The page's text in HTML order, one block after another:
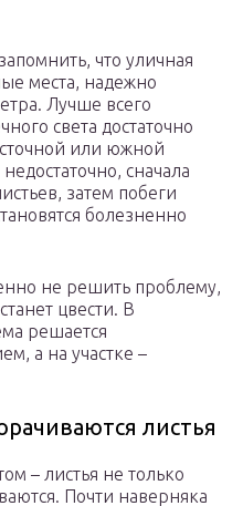
что уличная
места, надежно
Лучше всего
света достаточно
или южной
сначала
затем побеги
болезненно
не решить проблему,
цвести. В
решается
а на участке –
листья
– листья не только
Почти наверняка